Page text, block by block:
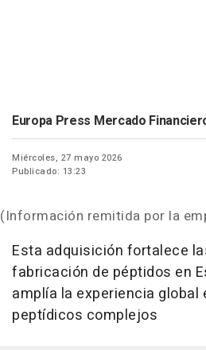
Europa Press Mercado
Miércoles, 27 mayo 2026
Publicado: 13:23
(Información remitida por la
Esta adquisición fortalece
fabricación de péptidos en
amplía la experiencia
peptídicos complejos